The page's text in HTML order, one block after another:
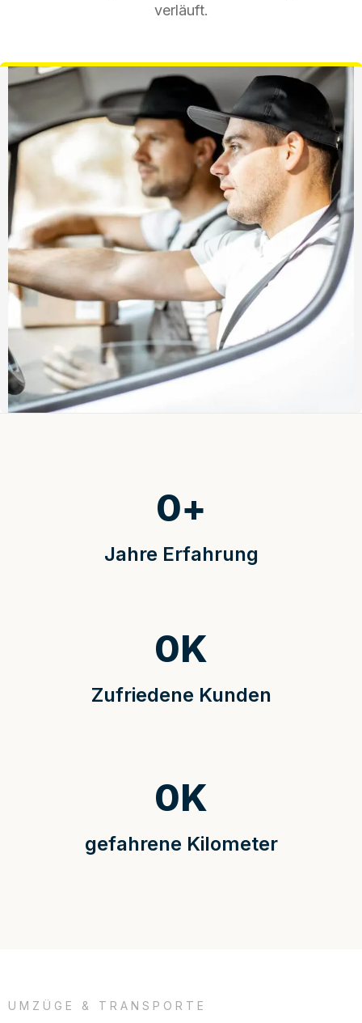
verläuft.
Jahre Erfahrung
0+
Zufriedene Kunden
0K
gefahrene Kilometer
0K
UMZÜGE & TRANSPORTE